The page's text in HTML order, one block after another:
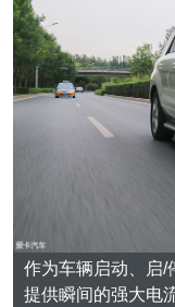
作为车辆启动、启/
提供瞬间的强大电